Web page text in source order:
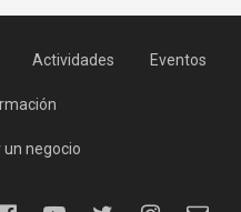
Actividades Eventos
un negocio